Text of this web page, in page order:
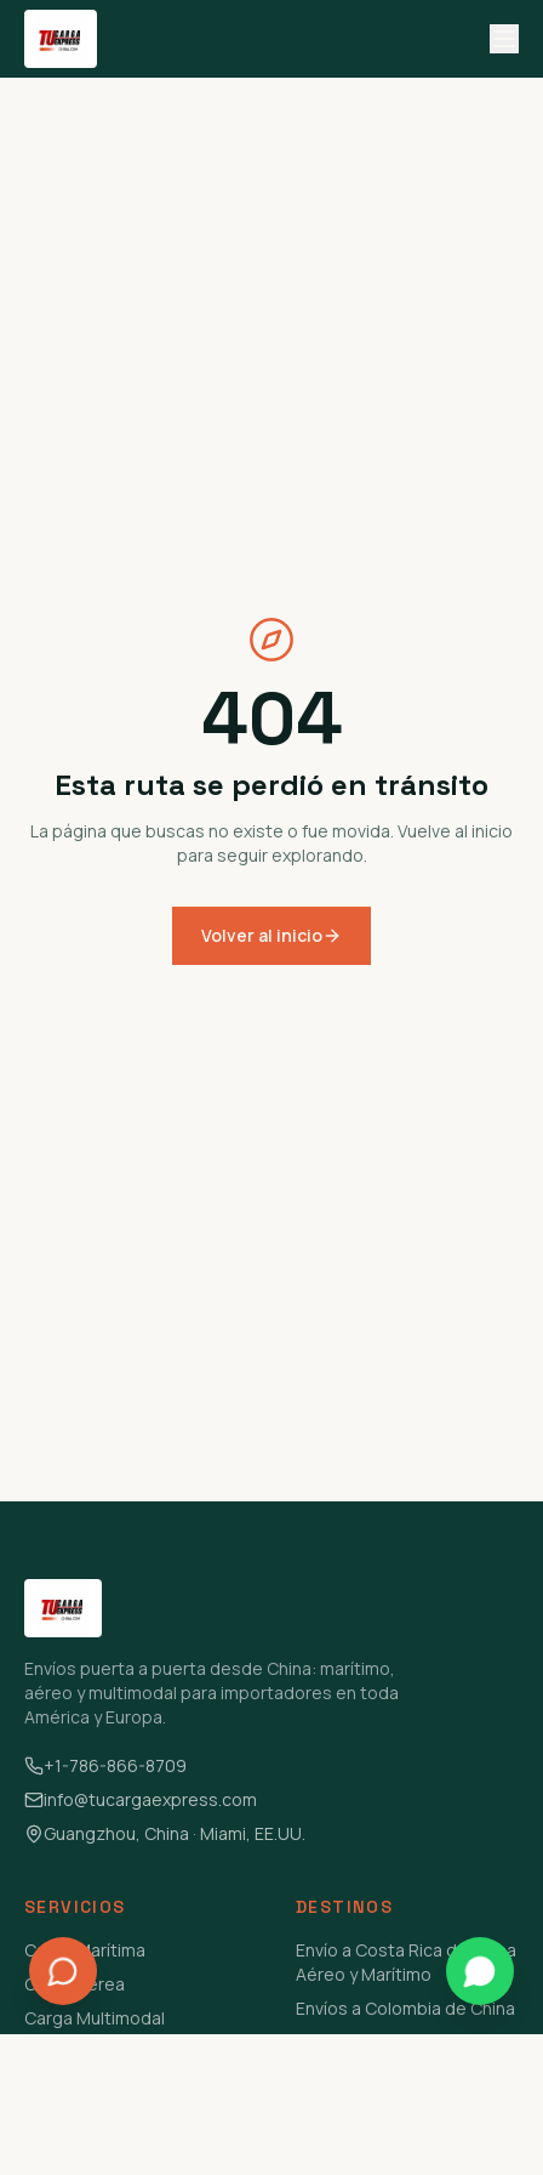
404
Esta ruta se perdió en tránsito
La página que buscas no existe o fue movida. Vuelve al inicio
para seguir explorando.
Volver al inicio
Envíos puerta a puerta desde China: marítimo,
aéreo y multimodal para importadores en toda
América y Europa.
+1-786-866-8709
info@tucargaexpress.com
Guangzhou, China · Miami, EE.UU.
SERVICIOS
Carga Marítima
Carga Aérea
Carga Multimodal
DESTINOS
Envío a Costa Rica de China
Aéreo y Marítimo
Envíos a Colombia de China